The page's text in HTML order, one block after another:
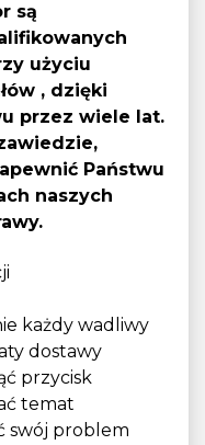
są
użyciu
, dzięki
przez wiele lat.
Państwu
naszych
każdy wadliwy
dostawy
przycisk
temat
swój problem